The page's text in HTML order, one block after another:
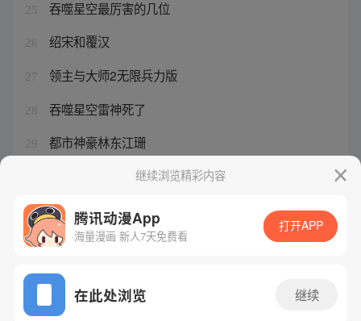
25 吞噬星空最厉害的几位
26 绍宋和覆汉
27 领主与大师2无限兵力版
28 吞噬星空雷神死了
29 都市神豪林东江珊
开局就无敌了陈长生小说继续浏览精彩内容
腾讯动漫App
海量漫画 新人7天免费看
打开APP
在此处浏览 继续
网站备案/许可证号：粤B2-20090059-5
Copyright©1998 - 2026 Tencent. All Rights Reserved